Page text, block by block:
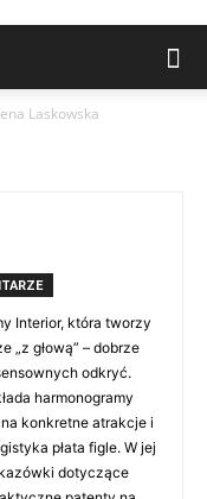
Laskowska
Interior, która tworzy
„z głową” – dobrze
odkryć.
harmonogramy
konkretne atrakcje i
płata figle. W jej
dotyczące